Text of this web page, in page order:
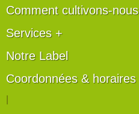
Comment cultivons-nous
Services +
Notre Label
Coordonnées & horaires